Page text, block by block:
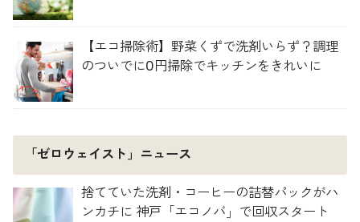
【エコ掃除術】野菜くずで洗剤いらず？調理
のついでに0円掃除でキッチンをきれいに
「ゼロウェイスト」ニュース
捨てていた洗剤・コーヒーの詰替パックがハ
ンカチに 神戸「エコノバ」で回収スタート